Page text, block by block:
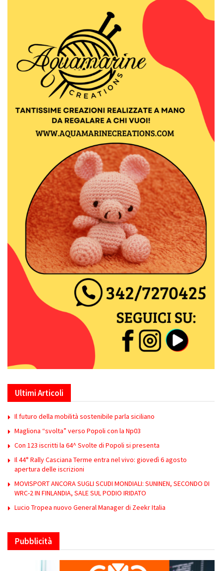
Ultimi Articoli
Il futuro della mobilità sostenibile parla siciliano
Magliona “svolta” verso Popoli con la Np03
Con 123 iscritti la 64^ Svolte di Popoli si presenta
Il 44° Rally Casciana Terme entra nel vivo: giovedì 6 agosto
apertura delle iscrizioni
MOVISPORT ANCORA SUGLI SCUDI MONDIALI: SUNINEN, SECONDO DI
WRC-2 IN FINLANDIA, SALE SUL PODIO IRIDATO
Lucio Tropea nuovo General Manager di Zeekr Italia
Pubblicità